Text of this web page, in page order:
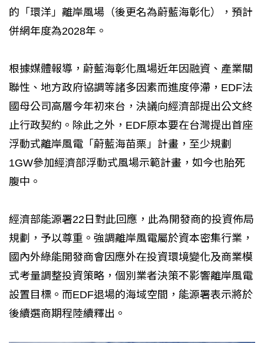
的「環洋」離岸風場（後更名為蔚藍海彰化），預計
併網年度為2028年。
根據媒體報導，蔚藍海彰化風場近年因融資、產業關
聯性、地方政府協調等諸多因素而進度停滯，EDF法
國母公司高層今年初來台，決議向經濟部提出公文終
止行政契約。除此之外，EDF原本要在台灣提出首座
浮動式離岸風電「蔚藍海苗栗」計畫，至少規劃
1GW參加經濟部浮動式風場示範計畫，如今也胎死
腹中。
經濟部能源署22日對此回應，此為開發商的投資佈局
規劃，予以尊重。強調離岸風電屬於資本密集行業，
國內外綠能開發商會因應外在投資環境變化及商業模
式考量調整投資策略，個別業者決策不影響離岸風電
設置目標。而EDF退場的海域空間，能源署表示將於
後續選商期程陸續釋出。